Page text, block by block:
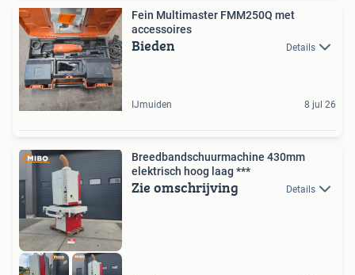
Fein Multimaster FMM250Q met
accessoires
Bieden Details
IJmuiden 8 jul 26
Breedbandschuurmachine 430mm
elektrisch hoog laag ***
Zie omschrijving Details